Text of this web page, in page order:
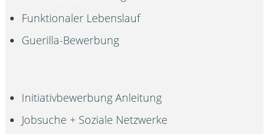
Funktionaler Lebenslauf
Guerilla-Bewerbung
Initiativbewerbung Anleitung
Jobsuche + Soziale Netzwerke